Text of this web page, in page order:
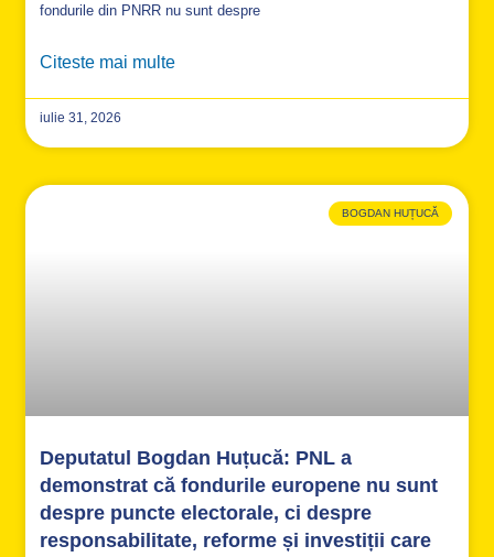
fondurile din PNRR nu sunt despre
Citeste mai multe
iulie 31, 2026
BOGDAN HUȚUCĂ
Deputatul Bogdan Huțucă: PNL a
demonstrat că fondurile europene nu sunt
despre puncte electorale, ci despre
responsabilitate, reforme și investiții care